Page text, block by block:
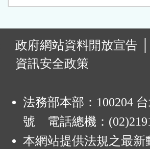
政府網站資料開放宣告
資訊安全政策
法務部本部：100204
號 電話總機：
本網站提供法規之最